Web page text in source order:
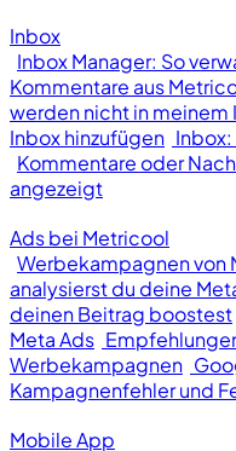
Inbox
Inbox Manager: So
Kommentare aus
werden nicht in meinem
Inbox hinzufügen
Kommentare oder
angezeigt
Ads bei Metricool
Werbekampagnen von
analysierst du deine
deinen Beitrag boostest
Meta Ads
Werbekampagnen
Kampagnenfehler und
Mobile App